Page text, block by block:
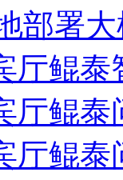
部署
厅鲲泰
厅鲲泰
厅鲲泰